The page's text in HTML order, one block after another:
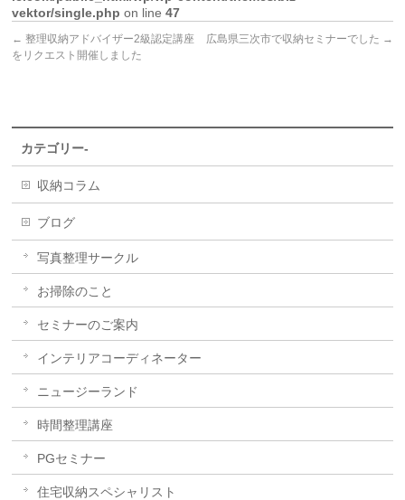
vektor/single.php on line47
← 整理収納アドバイザー2級認定講座
をリクエスト開催しました
広島県三次市で収納セミナーでした →
カテゴリー-
収納コラム
ブログ
写真整理サークル
お掃除のこと
セミナーのご案内
インテリアコーディネーター
ニュージーランド
時間整理講座
PGセミナー
住宅収納スペシャリスト